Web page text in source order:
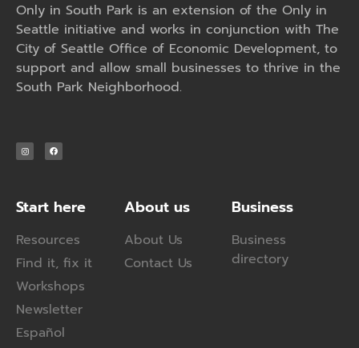
Only in South Park is an extension of the Only in
Seattle initiative and works in conjunction with The
City of Seattle Office of Economic Development, to
support and allow small businesses to thrive in the
South Park Neighborhood.
Start here
Resources
Find it, fix it
Workshops
Newsletter
Español
About us
About Us
Contact Us
Business
Business
directory